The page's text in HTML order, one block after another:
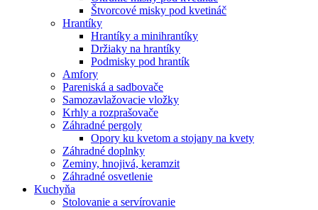
Štvorcové misky pod kvetináč
Hrantíky
Hrantíky a minihrantíky
Držiaky na hrantíky
Podmisky pod hrantík
Amfory
Pareniská a sadbovače
Samozavlažovacie vložky
Krhly a rozprašovače
Záhradné pergoly
Opory ku kvetom a stojany na kvety
Záhradné doplnky
Zeminy, hnojivá, keramzit
Záhradné osvetlenie
Kuchyňa
Stolovanie a servírovanie